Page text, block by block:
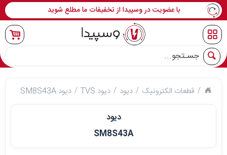
با عضویت در وسپیدا از تخفیفات ما مطلع شوید
قطعات الکترونیک دیود دیود TVS دیود SM8S43A
دیود
SM8S43A